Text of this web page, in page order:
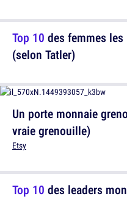
Un porte monnaie
vraie grenouille)
Etsy
Top 10 des femmes
(selon Tatler)
Top 10 des leaders